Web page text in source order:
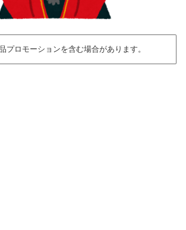
プロモーションを含む場合があります。